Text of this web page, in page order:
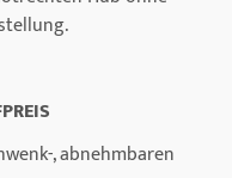
, abnehmbaren